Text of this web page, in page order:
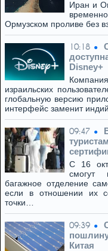
Иран и
Ормузском проливе без
10:18
Disney+
израильских
глобальную версию
интерфейс заменит
09:47
С 16
смогут
багажное отделение
если в отношении их
точки…
09:39
Китая